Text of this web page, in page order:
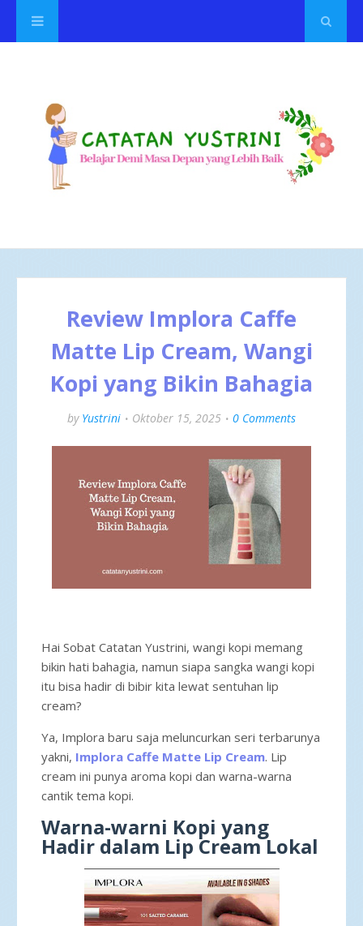
Review Implora Caffe
Matte Lip Cream, Wangi
Kopi yang Bikin Bahagia
by Yustrini Oktober 15, 2025 0 Comments
Hai Sobat Catatan Yustrini, wangi kopi memang
bikin hati bahagia, namun siapa sangka wangi kopi
itu bisa hadir di bibir kita lewat sentuhan lip
cream?
Ya, Implora baru saja meluncurkan seri terbarunya
yakni, Implora Caffe Matte Lip Cream. Lip
cream ini punya aroma kopi dan warna-warna
cantik tema kopi.
Warna-warni Kopi yang
Hadir dalam Lip Cream Lokal